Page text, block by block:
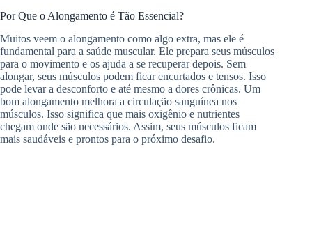
Por Que o Alongamento é Tão Essencial?
Muitos veem o alongamento como algo extra, mas ele é
fundamental para a saúde muscular. Ele prepara seus músculos
para o movimento e os ajuda a se recuperar depois. Sem
alongar, seus músculos podem ficar encurtados e tensos. Isso
pode levar a desconforto e até mesmo a dores crônicas. Um
bom alongamento melhora a circulação sanguínea nos
músculos. Isso significa que mais oxigênio e nutrientes
chegam onde são necessários. Assim, seus músculos ficam
mais saudáveis e prontos para o próximo desafio.